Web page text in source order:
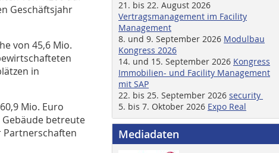
Geschäftsjahr
von 45,6 Mio.
in
Mio. Euro
Gebäude betreute
Partnerschaften
21. bis 22. August 2026
Vertragsmanagement im Facility
Management
8. und 9. September 2026 Modulbau
Kongress 2026
14. und 15. September 2026 Kongress
Immobilien- und Facility Management
mit SAP
22. bis 25. September 2026 security
5. bis 7. Oktober 2026 Expo Real
Mediadaten